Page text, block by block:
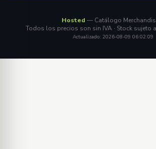
Hosted — Catálogo
Todos los precios son sin IVA · Stock
Actualizado: 2026-08-09 06:02:09